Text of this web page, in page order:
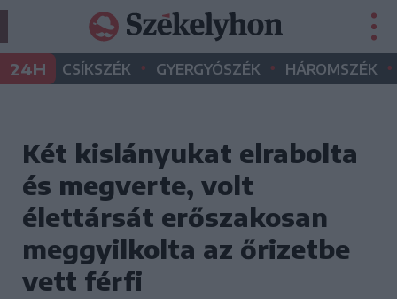
24H CSÍKSZÉK • GYERGYÓSZÉK • HÁROMSZÉK •
Két kislányukat elrabolta
és megverte, volt
élettársát erőszakosan
meggyilkolta az őrizetbe
vett férfi